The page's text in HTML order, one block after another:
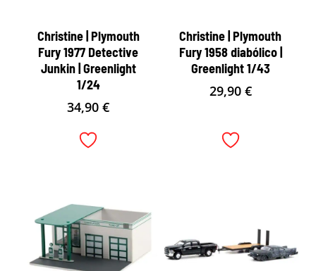
Christine | Plymouth
Fury 1977 Detective
Junkin | Greenlight
1/24
34,90€
Christine | Plymouth
Fury 1958 diabólico |
Greenlight 1/43
29,90 €